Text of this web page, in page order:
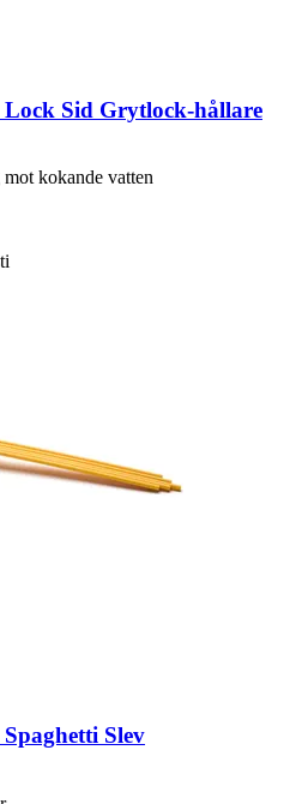
Lock Sid Grytlock-​hållare
kokande vatten
Spaghetti Slev